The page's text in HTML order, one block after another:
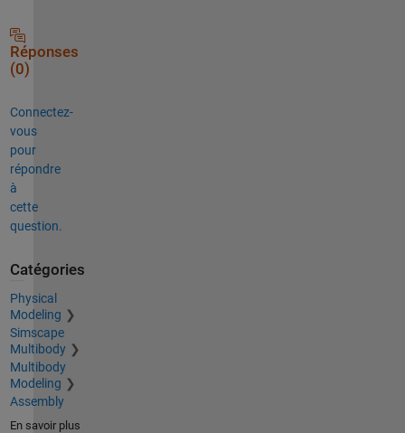
Réponses
(0)
Connectez-
vous
pour
répondre
à
cette
question.
Catégories
Physical
Modeling
Simscape
Multibody
Multibody
Modeling
Assembly
En savoir plus